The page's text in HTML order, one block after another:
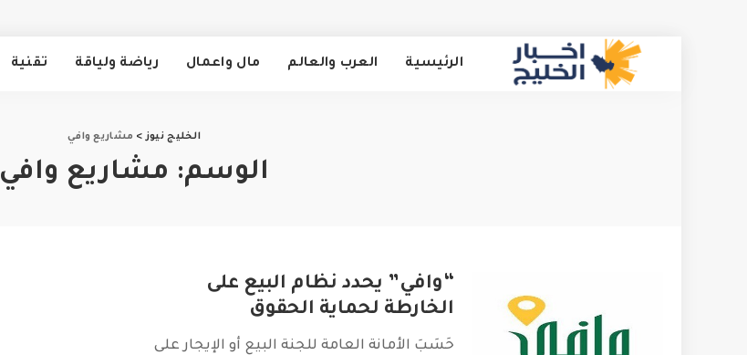
الرئيسية العرب والعالم مال واعمال رياضة ولياقة تقنية
الخليج نيوز> مشاريع وافي
الوسم: مشاريع وافي
“وافي” يحدد نظام البيع على
الخارطة لحماية الحقوق
حَسَبَ الأمانة العامة للجنة البيع أو الإيجار على